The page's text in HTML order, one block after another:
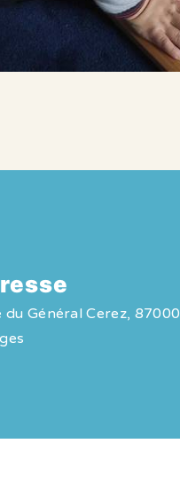
du Général Cerez, 87000